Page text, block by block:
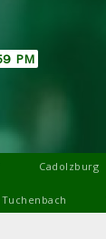
PM
Cadolzburg
Tuchenbach